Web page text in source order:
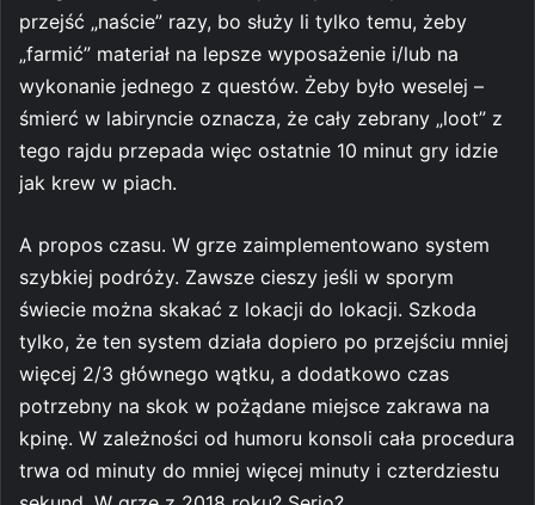
przejść „naście” razy, bo służy li tylko temu, żeby
„farmić” materiał na lepsze wyposażenie i/lub na
wykonanie jednego z questów. Żeby było weselej –
śmierć w labiryncie oznacza, że cały zebrany „loot” z
tego rajdu przepada więc ostatnie 10 minut gry idzie
jak krew w piach.
A propos czasu. W grze zaimplementowano system
szybkiej podróży. Zawsze cieszy jeśli w sporym
świecie można skakać z lokacji do lokacji. Szkoda
tylko, że ten system działa dopiero po przejściu mniej
więcej 2/3 głównego wątku, a dodatkowo czas
potrzebny na skok w pożądane miejsce zakrawa na
kpinę. W zależności od humoru konsoli cała procedura
trwa od minuty do mniej więcej minuty i czterdziestu